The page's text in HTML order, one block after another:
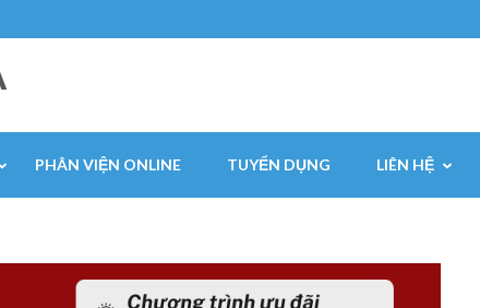
PHÂN VIỆN ONLINE TUYỂN DỤNG LIÊN HỆ